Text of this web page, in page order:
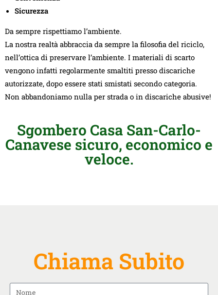
Sicurezza
Da sempre rispettiamo l’ambiente.
La nostra realtà abbraccia da sempre la filosofia del riciclo,
nell’ottica di preservare l’ambiente. I materiali di scarto
vengono infatti regolarmente smaltiti presso discariche
autorizzate, dopo essere stati smistati secondo categoria.
Non abbandoniamo nulla per strada o in discariche abusive!
Sgombero Casa San-Carlo-
Canavese sicuro, economico e
veloce.
Chiama Subito